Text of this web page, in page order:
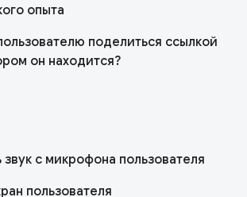
опыта
поделиться ссылкой
он находится?
звук с микрофона пользователя
пользователя